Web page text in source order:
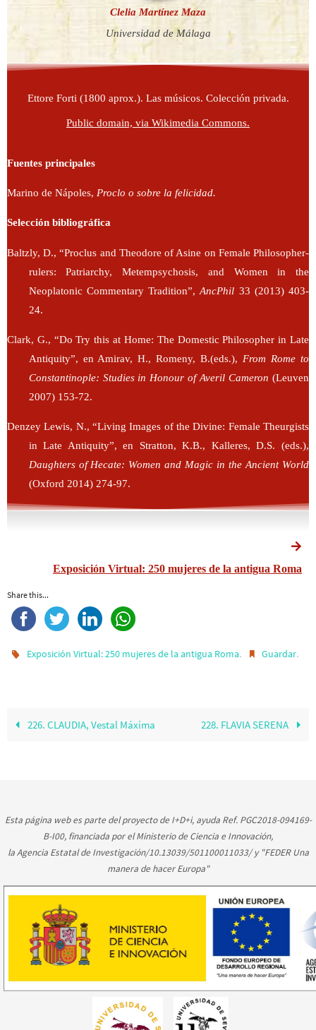
Clelia Martínez Maza
Universidad de Málaga
Ettore Forti (1800 aprox.). Las músicos. Colección privada.
Public domain, via Wikimedia Commons.
Fuentes principales
Marino de Nápoles, Proclo o sobre la felicidad.
Selección bibliográfica
Baltzly, D., “Proclus and Theodore of Asine on Female Philosopher-
rulers: Patriarchy, Metempsychosis, and Women in the
Neoplatonic Commentary Tradition”,AncPhil 33 (2013) 403-
24.
Clark, G., “Do Try this at Home: The Domestic Philosopher in Late
Antiquity”, en Amirav, H., Romeny, B.(eds.), From Rome to
Constantinople: Studies in Honour of Averil Cameron (Leuven
2007) 153-72.
Denzey Lewis, N., “Living Images of the Divine: Female Theurgists
in Late Antiquity”, en Stratton, K.B., Kalleres, D.S. (eds.),
Daughters of Hecate: Women and Magic in the Ancient World
(Oxford 2014) 274-97.
Exposición Virtual: 250 mujeres de la antigua Roma
Share this...
Exposición Virtual: 250 mujeres de la antigua Roma. Guardar.
226. CLAUDIA, Vestal Máxima 228. FLAVIA SERENA
Esta página web es parte del proyecto de I+D+i, ayuda Ref. PGC2018-094169-
B-I00, financiada por el Ministerio de Ciencia e Innovación,
la Agencia Estatal de Investigación/10.13039/501100011033/ y "FEDER Una
manera de hacer Europa"